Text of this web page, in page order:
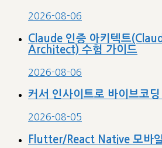
2026-08-06
Claude 인증 아키텍트
Architect) 수험 가이드
2026-08-06
커서 인사이트로 바이브코
2026-08-05
Flutter/React Native 모바